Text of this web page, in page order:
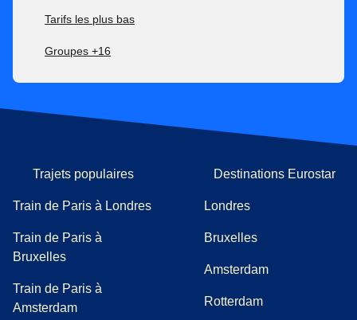
Tarifs les plus bas
Groupes +16
Trajets populaires
Train de Paris à Londres
Train de Paris à
Bruxelles
Train de Paris à
Amsterdam
Destinations Eurostar
Londres
Bruxelles
Amsterdam
Rotterdam